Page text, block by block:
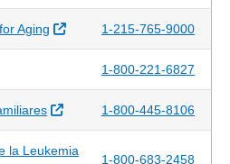
Aging Sitio Externo1-215-765-9000
1-800-221-6827
Sitio Externo1-800-445-8106
la Leukemia
1-800-683-2458